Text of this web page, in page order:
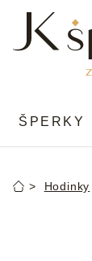
obsah
ŠPERKY
DomůHodinky